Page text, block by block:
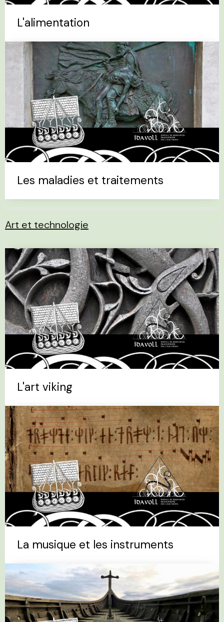
L'alimentation
Les maladies et traitements
Art et technologie
L'art viking
La musique et les instruments